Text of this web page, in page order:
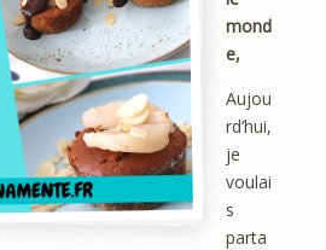
mond
e,
Aujou
rd’hui,
je
voulai
s
parta